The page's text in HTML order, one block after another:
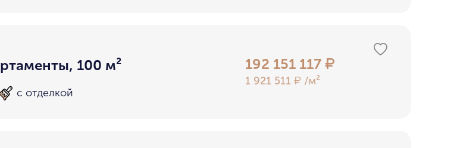
100 м²
с отделкой
192 151 117 ₽
1 921 511 ₽ /м²